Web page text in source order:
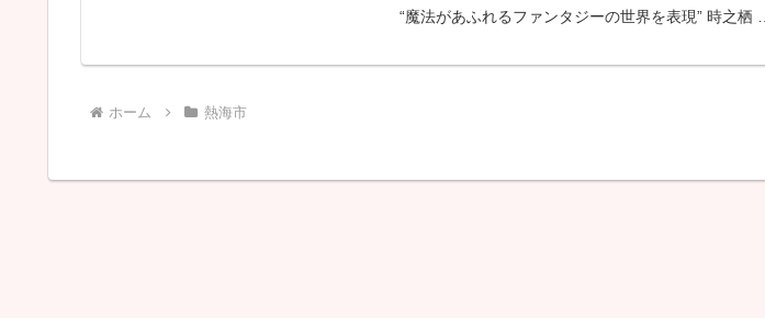
“魔法があふれるファンタジーの世界を表現” 時之栖 …
ホーム 熱海市